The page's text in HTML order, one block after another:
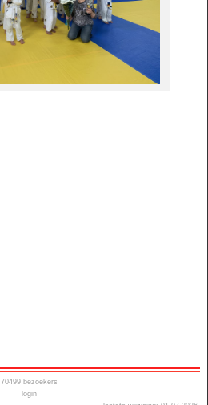
70499bezoekers
login